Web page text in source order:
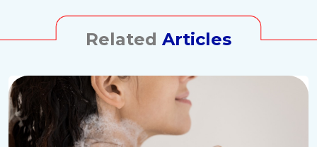
Related Articles